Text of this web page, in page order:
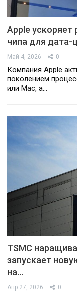
Apple ускоряет
чипа для дата-
Май 4, 2026 0
Компания Apple
поколением
или Mac, а…
TSMC
запускает
на…
Апр 27, 2026 0